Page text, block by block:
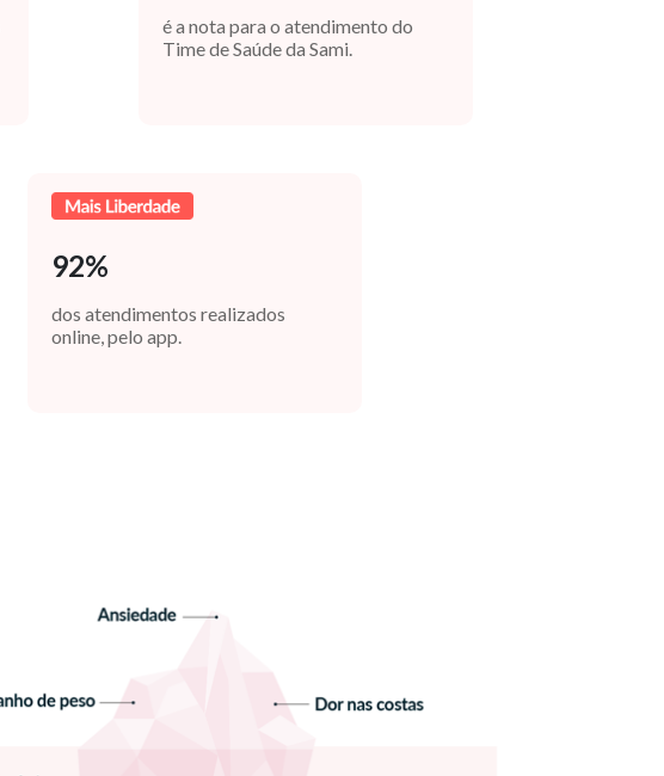
é a nota para o atendimento do
Time de Saúde da Sami.
92%
dos atendimentos realizados
online, pelo app.